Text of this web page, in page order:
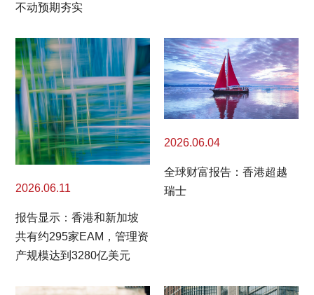
不动预期夯实
2026.06.11
报告显示：香港和新加坡
共有约295家EAM，管理资
产规模达到3280亿美元
2026.06.04
全球财富报告：香港超越
瑞士